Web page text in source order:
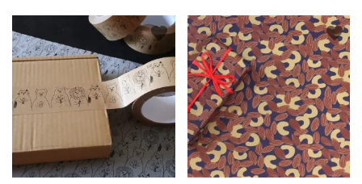
favorite favorite